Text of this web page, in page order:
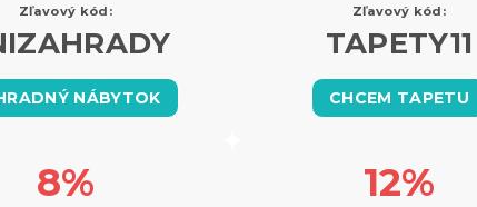
Zľavový kód:
NÁBYTOK
Zľavový kód:
TAPETY11
CHCEM TAPETU
8% 12%